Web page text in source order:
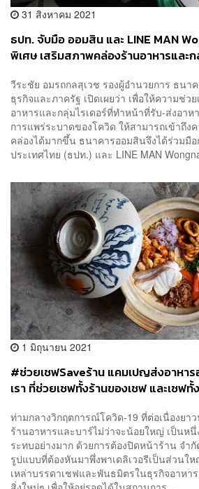
31 สิงหาคม 2021
ธปท. จับมือ ออมสิน และ LINE MAN
พิเศษ เสริมสภาพคล่องร้านอาหารและ
วีระชัย อมรถกลสุเวช รองผู้อำนวยการ ธนา
ธุรกิจและภาครัฐ เปิดเผยว่า เพื่อให้ความช่ว
อาหารและกลุ่มไรเดอร์ที่ทำหน้าที่รับ-ส่งอาห
การแพร่ระบาดของโควิด ให้สามารถเข้าถึง
คล่องได้มากขึ้น ธนาคารออมสินจึงได้ร่วมมื
ประเทศไทย (ธปท.) และ LINE MAN
1 มิถุนายน 2021
#ช่วยเชฟSaveร้าน แคมเปญส่งอาหา
เรา ที่ช่วยเซฟทั้งร้านของเชฟ และเซฟทั้
ท่ามกลางวิกฤตการณ์โควิด-19 ที่ต่อเนื่องยา
ร้านอาหารและบาร์ไม่ว่าจะน้อยใหญ่ เป็นห
ระทบอย่างมาก ด้วยการต้องปิดหน้าร้าน จำ
รูปแบบที่ต้องหันมาพึ่งพาเดลิเวอรีเป็นส่วนใ
เหล่าบรรดาเชฟและพันธมิตรในธุรกิจอาหา